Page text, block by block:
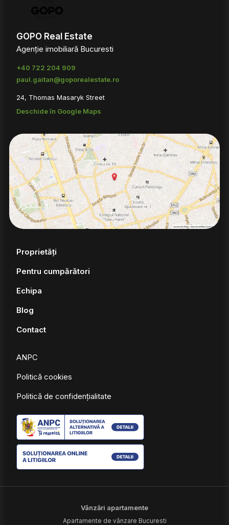
GOPO Real Estate
Agenție imobiliară Bucuresti
+40 722 204 909
paul.gaitan@goporealestate.ro
24, Thomas Masaryk Street
Deschide în Google Maps
Proprietăți
Pentru cumpărători
Echipa
Blog
Contact
ANPC
Politică cookies
Politică de confidențialitate
Vânzări apartamente
Apartamente de vânzare Bucuresti